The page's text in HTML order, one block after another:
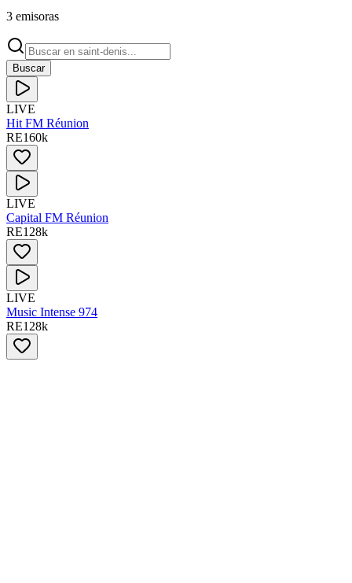
3 emisoras
Buscar
LIVE
Hit FM Réunion
RE160k
LIVE
Capital FM Réunion
RE128k
LIVE
Music Intense 974
RE128k